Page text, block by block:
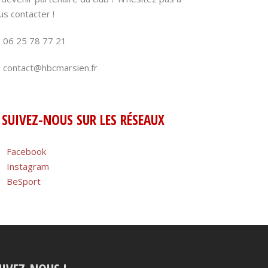
contacter !
06 25 78 77 21
contact@hbcmarsien.fr
SUIVEZ-NOUS SUR LES RÉSEAUX
Facebook
Instagram
BeSport